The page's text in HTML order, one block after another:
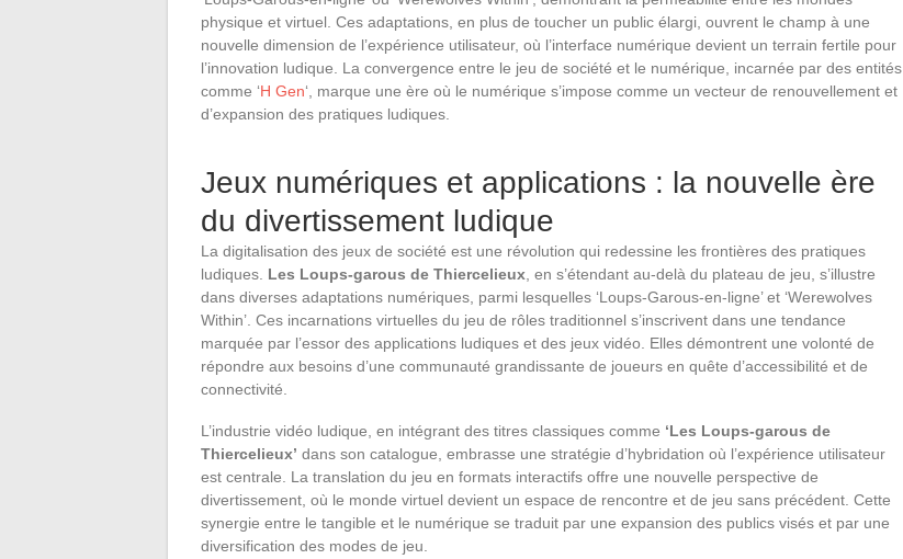
physique et virtuel. Ces adaptations, en plus de toucher un public élargi, ouvrent le champ à une
nouvelle dimension de l’expérience utilisateur, où l’interface numérique devient un terrain fertile pour
l’innovation ludique. La convergence entre le jeu de société et le numérique, incarnée par des entités
comme ‘H Gen‘, marque une ère où le numérique s’impose comme un vecteur de renouvellement et
d’expansion des pratiques ludiques.
Jeux numériques et applications : la nouvelle ère
du divertissement ludique
La digitalisation des jeux de société est une révolution qui redessine les frontières des pratiques
ludiques. Les Loups-garous de Thiercelieux , en s’étendant au-delà du plateau de jeu, s’illustre
dans diverses adaptations numériques, parmi lesquelles ‘Loups-Garous-en-ligne’ et ‘Werewolves
Within’. Ces incarnations virtuelles du jeu de rôles traditionnel s’inscrivent dans une tendance
marquée par l’essor des applications ludiques et des jeux vidéo. Elles démontrent une volonté de
répondre aux besoins d’une communauté grandissante de joueurs en quête d’accessibilité et de
connectivité.
L’industrie vidéo ludique, en intégrant des titres classiques comme ‘Les Loups-garous de
Thiercelieux’ dans son catalogue, embrasse une stratégie d’hybridation où l’expérience utilisateur
est centrale. La translation du jeu en formats interactifs offre une nouvelle perspective de
divertissement, où le monde virtuel devient un espace de rencontre et de jeu sans précédent. Cette
synergie entre le tangible et le numérique se traduit par une expansion des publics visés et par une
diversification des modes de jeu.